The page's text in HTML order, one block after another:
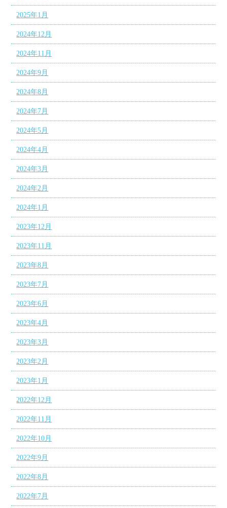
2025年1月
2024年12月
2024年11月
2024年9月
2024年8月
2024年7月
2024年5月
2024年4月
2024年3月
2024年2月
2024年1月
2023年12月
2023年11月
2023年8月
2023年7月
2023年6月
2023年4月
2023年3月
2023年2月
2023年1月
2022年12月
2022年11月
2022年10月
2022年9月
2022年8月
2022年7月